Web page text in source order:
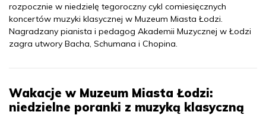
rozpocznie w niedzielę tegoroczny cykl comiesięcznych
koncertów muzyki klasycznej w Muzeum Miasta Łodzi.
Nagradzany pianista i pedagog Akademii Muzycznej w Łodzi
zagra utwory Bacha, Schumana i Chopina.
Wakacje w Muzeum Miasta Łodzi:
niedzielne poranki z muzyką klasyczną